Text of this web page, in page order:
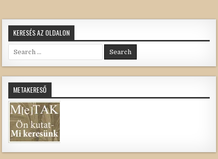
KERESÉS AZ OLDALON
for:
METAKERESŐ